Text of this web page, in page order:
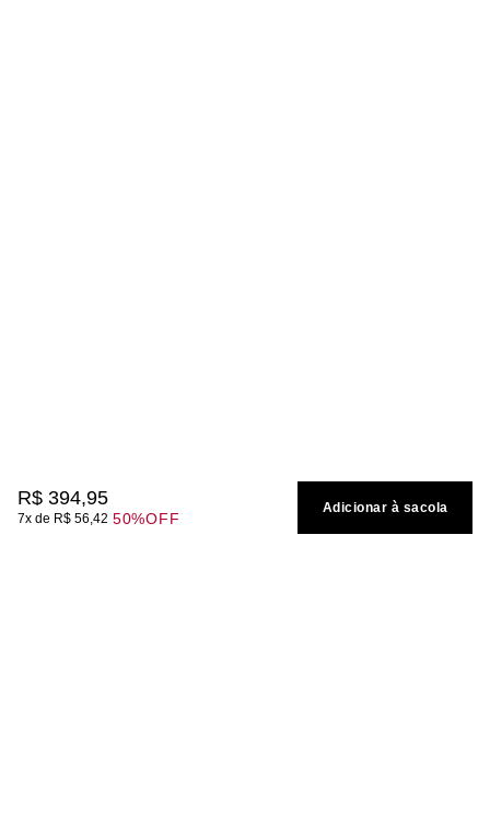
R$ 394,95
7 R$ 56,42 50%OFF
Adicionar à sacola